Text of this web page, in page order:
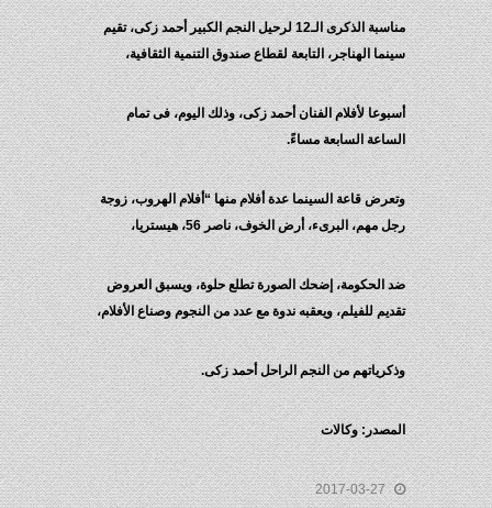
مناسبة الذكرى الـ12 لرحيل النجم الكبير أحمد زكى، تقيم
سينما الهناجر، التابعة لقطاع صندوق التنمية الثقافية،
أسبوعا لأفلام الفنان أحمد زكى، وذلك اليوم، فى تمام
الساعة السابعة مساءً.
وتعرض قاعة السينما عدة أفلام منها “أفلام الهروب، زوجة
رجل مهم، البرىء، أرض الخوف، ناصر 56، هيستريا،
ضد الحكومة، إضحك الصورة تطلع حلوة، ويسبق العروض
تقديم للفيلم، ويعقبه ندوة مع عدد من النجوم وصناع الأفلام،
وذكرياتهم من النجم الراحل أحمد زكى.
المصدر: وكالات
2017-03-27